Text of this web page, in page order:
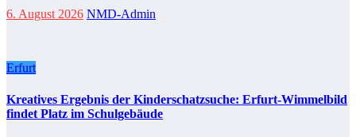
6. August 2026 NMD-Admin
Erfurt
Kreatives Ergebnis der Kinderschatzsuche: Erfurt-Wimmelbild
findet Platz im Schulgebäude